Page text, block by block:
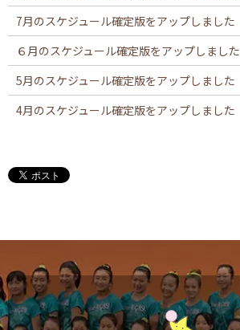
7月のスケジュール確定版をアップしました
６月のスケジュール確定版をアップしました
5月のスケジュール確定版をアップしました
4月のスケジュール確定版をアップしました